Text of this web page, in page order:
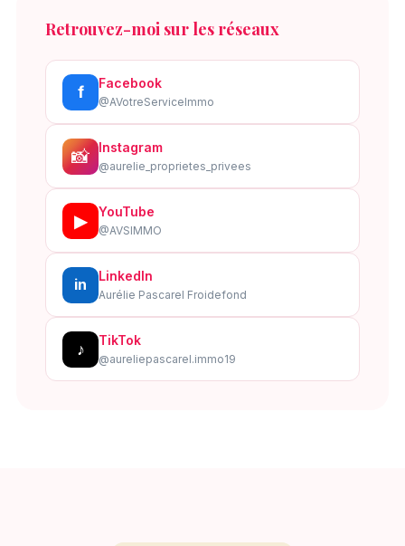
Retrouvez-moi sur les réseaux
f Facebook
@AVotreServiceImmo
📸 Instagram
@aurelie_proprietes_privees
▶ YouTube
@AVSIMMO
in LinkedIn
Aurélie Pascarel Froidefond
♪ TikTok
@aureliepascarel.immo19